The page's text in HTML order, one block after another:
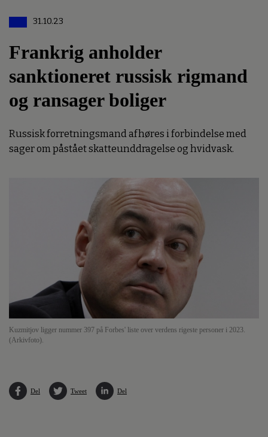
31.10.23
Frankrig anholder
sanktioneret russisk rigmand
og ransager boliger
Russisk forretningsmand afhøres i forbindelse med
sager om påstået skatteunddragelse og hvidvask.
Kuzmitjov ligger nummer 397 på Forbes' liste over verdens rigeste personer i 2023.
(Arkivfoto).
Del Tweet Del